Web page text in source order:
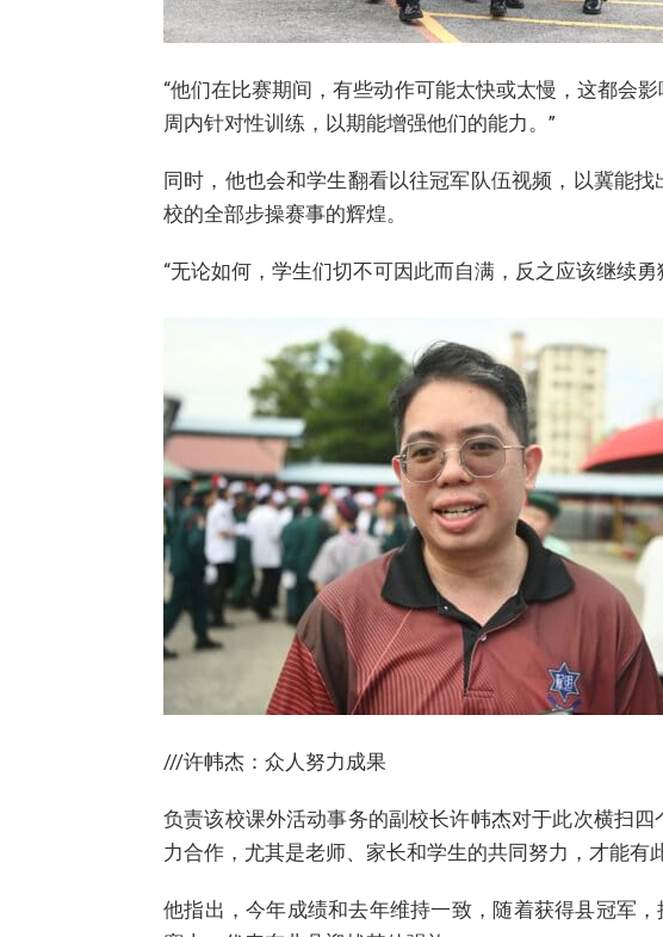
“他们在比赛期间，有些动作可能太快或太慢，这都会
周内针对性训练，以期能增强他们的能力。”
同时，他也会和学生翻看以往冠军队伍视频，以冀能
校的全部步操赛事的辉煌。
“无论如何，学生们切不可因此而自满，反之应该继续
///许帏杰：众人努力成果
负责该校课外活动事务的副校长许帏杰对于此次横扫
力合作，尤其是老师、家长和学生的共同努力，才能有
他指出，今年成绩和去年维持一致，随着获得县冠军